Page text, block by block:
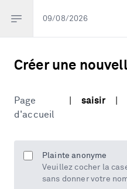
Open sidebar
09/08/2026
Créer une
Page
d'accueil
saisir
Plainte anonyme
Veuillez cocher la
sans donner votre